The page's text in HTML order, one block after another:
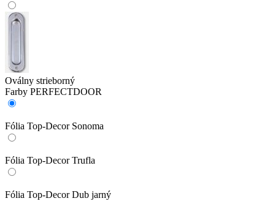
Oválny strieborný
Farby PERFECTDOOR
Fólia Top-Decor Sonoma
Fólia Top-Decor Trufla
Fólia Top-Decor Dub jarný